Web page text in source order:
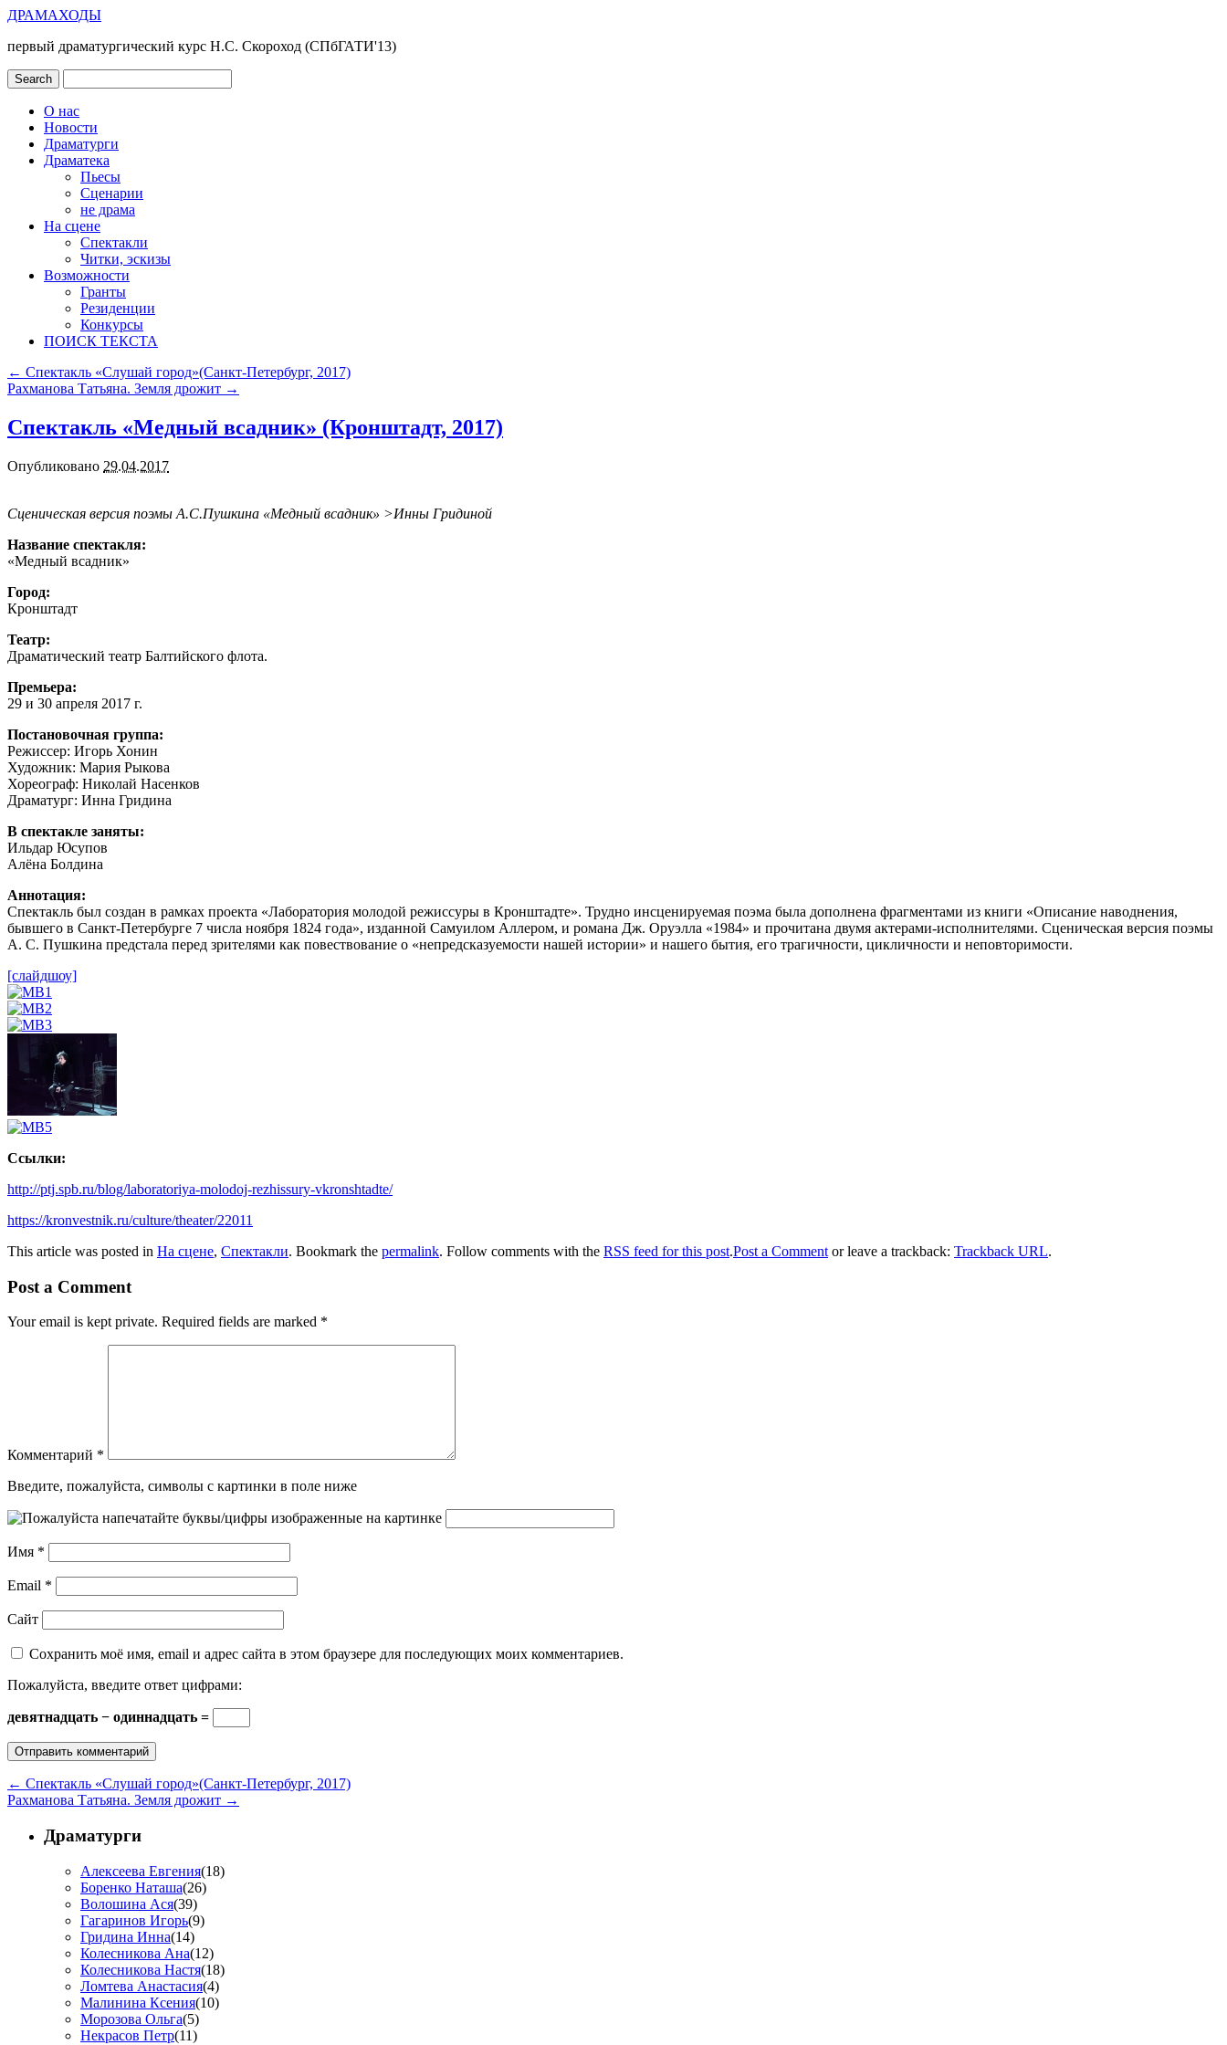
ДРАМАХОДЫ
первый драматургический курс Н.С. Скороход (СПбГАТИ'13)
О нас
Новости
Драматурги
Драматека
Пьесы
Сценарии
не драма
На сцене
Спектакли
Читки, эскизы
Возможности
Гранты
Резиденции
Конкурсы
ПОИСК ТЕКСТА
← Спектакль «Слушай город»(Санкт-Петербург, 2017)
Рахманова Татьяна. Земля дрожит →
Спектакль «Медный всадник» (Кронштадт, 2017)
Опубликовано 29.04.2017
Cценическая версия поэмы А.С.Пушкина «Медный всадник» >Инны Гридиной
Название спектакля:
«Медный всадник»
Город:
Кронштадт
Театр:
Драматический театр Балтийского флота.
Премьера:
29 и 30 апреля 2017 г.
Постановочная группа:
Режиссер: Игорь Хонин
Художник: Мария Рыкова
Хореограф: Николай Насенков
Драматург: Инна Гридина
В спектакле заняты:
Ильдар Юсупов
Алёна Болдина
Аннотация:
Спектакль был создан в рамках проекта «Лаборатория молодой режиссуры в Кронштадте». Трудно инсценируемая поэма была дополнена фрагментами из книги «Описание наводнения,
бывшего в Санкт-Петербурге 7 числа ноября 1824 года», изданной Самуилом Аллером, и романа Дж. Оруэлла «1984» и прочитана двумя актерами-исполнителями. Сценическая версия поэмы
А. С. Пушкина предстала перед зрителями как повествование о «непредсказуемости нашей истории» и нашего бытия, его трагичности, цикличности и неповторимости.
[слайдшоу]
Ссылки:
http://ptj.spb.ru/blog/laboratoriya-molodoj-rezhissury-vkronshtadte/
https://kronvestnik.ru/culture/theater/22011
This article was posted in На сцене, Спектакли. Bookmark the permalink. Follow comments with the RSS feed for this post.Post a Comment or leave a trackback: Trackback URL.
Post a Comment
Your email is kept private. Required fields are marked *
Комментарий *
Введите, пожалуйста, символы с картинки в поле ниже
Имя *
Email *
Сайт
Сохранить моё имя, email и адрес сайта в этом браузере для последующих моих комментариев.
Пожалуйста, введите ответ цифрами:
девятнадцать − одиннадцать =
← Спектакль «Слушай город»(Санкт-Петербург, 2017)
Рахманова Татьяна. Земля дрожит →
Драматурги
Алексеева Евгения(18)
Боренко Наташа(26)
Волошина Ася(39)
Гагаринов Игорь(9)
Гридина Инна(14)
Колесникова Анa(12)
Колесникова Настя(18)
Ломтева Анастасия(4)
Малинина Ксения(10)
Морозова Ольга(5)
Некрасов Петр(11)